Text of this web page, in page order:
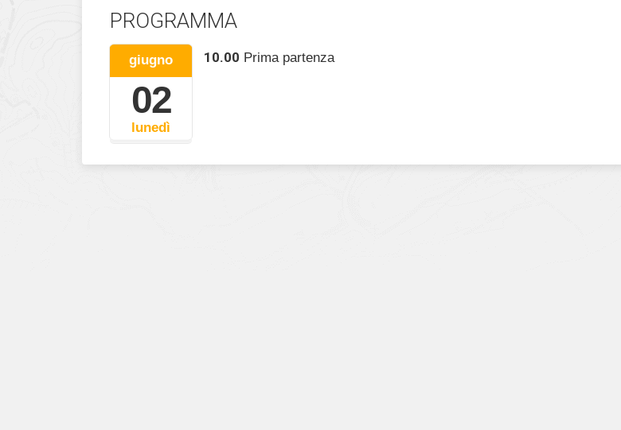
PROGRAMMA
lunedì
giugno
02
10.00 Prima partenza